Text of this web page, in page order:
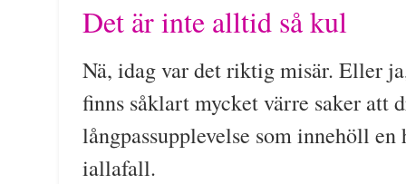
Det är inte alltid så kul
Nä, idag var det riktig misär. Eller
finns såklart mycket värre saker att
långpassupplevelse som innehöll
iallafall.